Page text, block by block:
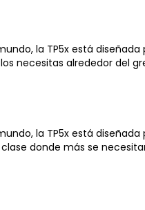
la TP5x está
necesitas alrededor del
la TP5x está
donde más se